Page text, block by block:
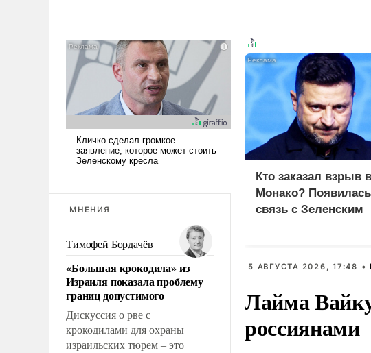
МНЕНИЯ
Тимофей Бордачёв
«Большая крокодила» из
Израиля показала проблему
границ допустимого
Дискуссия о рве с
крокодилами для охраны
израильских тюрем – это
Кто заказал взрыв в
Монако? Появилась
связь с Зеленским
5 АВГУСТА 2026, 17:48 •
Лайма
россиянами